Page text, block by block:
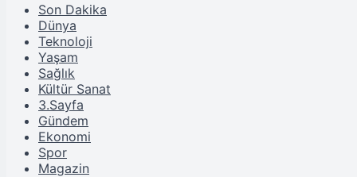
Son Dakika
Dünya
Teknoloji
Yaşam
Sağlık
Kültür Sanat
3.Sayfa
Gündem
Ekonomi
Spor
Magazin